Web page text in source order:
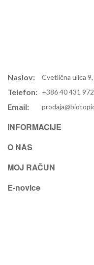
Naslov: Cvetlična ulica
Telefon: +386 40 431 972
Email:
INFORMACIJE
O NAS
MOJ RAČUN
E-novice